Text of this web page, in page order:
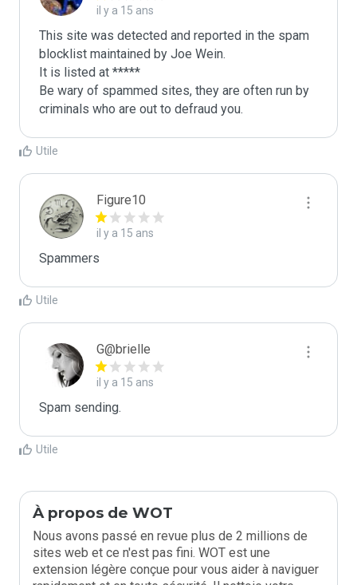
il y a 15 ans
This site was detected and reported in the spam
blocklist maintained by Joe Wein.
It is listed at *****
Be wary of spammed sites, they are often run by
criminals who are out to defraud you.
Utile
Figure10
il y a 15 ans
Spammers
Utile
G@brielle
il y a 15 ans
Spam sending.
Utile
À propos de WOT
Nous avons passé en revue plus de 2 millions de
sites web et ce n'est pas fini. WOT est une
extension légère conçue pour vous aider à naviguer